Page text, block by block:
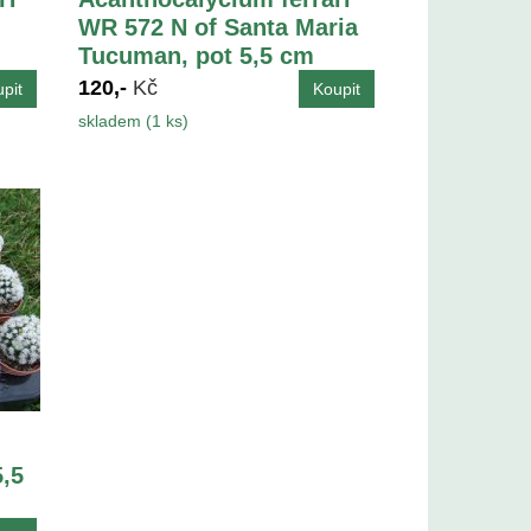
WR 572 N of Santa Maria
Tucuman, pot 5,5 cm
120,- Kč
skladem (1 ks)